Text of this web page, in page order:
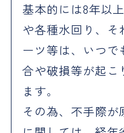
基本的には8年以
や各種水回り、そ
ーツ等は、いつで
合や破損等が起こ
ます。
その為、不手際